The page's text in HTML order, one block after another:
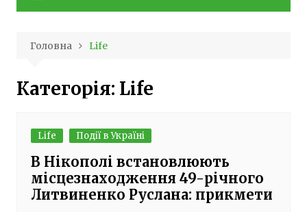
Головна Life
Категорія: Life
Life Події в Україні
В Нікополі встановлюють
місцезнаходження 49-річного
Литвиненко Руслана: прикмети